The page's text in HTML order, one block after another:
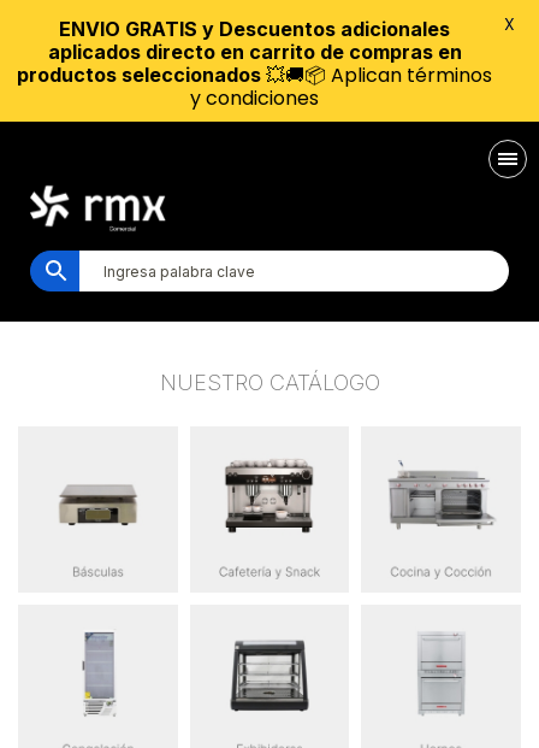
NUESTRO CATÁLOGO
ENVIO GRATIS y Descuentos adicionales
aplicados directo en carrito de compras en
productos seleccionados 💥🚚📦 Aplican términos
y condiciones
X